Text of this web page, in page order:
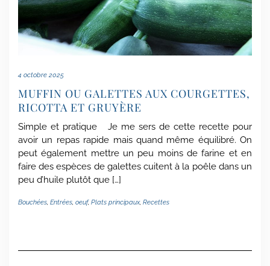
4 octobre 2025
MUFFIN OU GALETTES AUX COURGETTES,
RICOTTA ET GRUYÈRE
Simple et pratique Je me sers de cette recette pour
avoir un repas rapide mais quand même équilibré. On
peut également mettre un peu moins de farine et en
faire des espèces de galettes cuitent à la poêle dans un
peu d’huile plutôt que […]
Bouchées, Entrées, oeuf, Plats principaux, Recettes